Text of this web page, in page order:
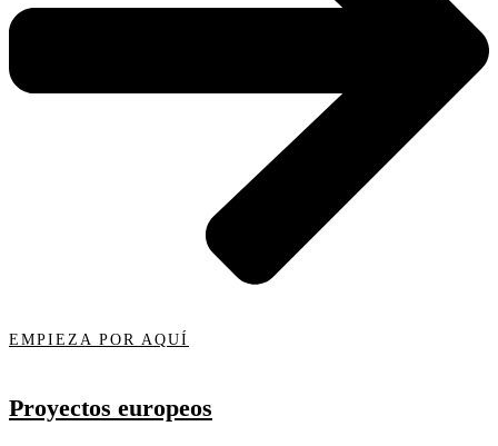
EMPIEZA POR AQUÍ
Proyectos europeos